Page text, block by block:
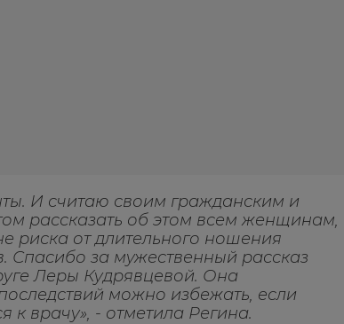
И считаю своим гражданским и
рассказать об этом всем женщинам,
риска от длительного ношения
Спасибо за мужественный рассказ
Леры Кудрявцевой. Она
можно избежать, если
к врачу», - отметила Регина.